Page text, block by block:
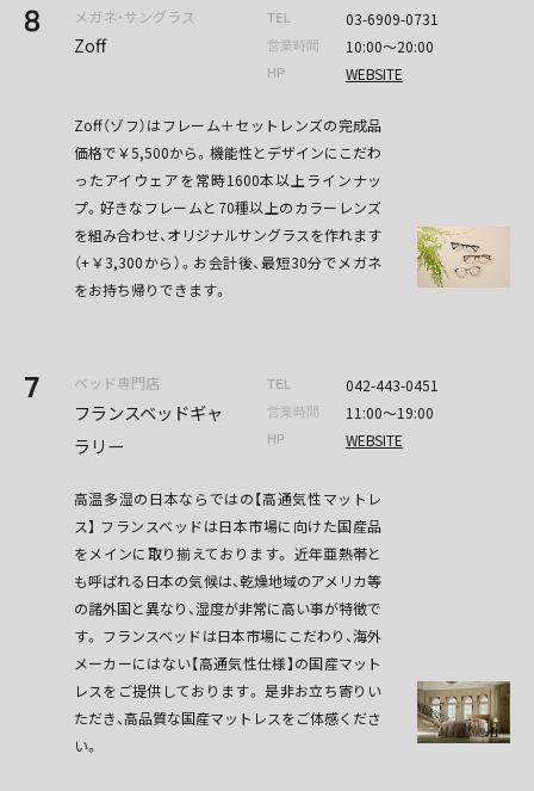
8 メガネ・サングラス
Zoff
TEL 03-6909-0731
営業時間 10:00〜20:00
HP WEBSITE
Zoff（ゾフ）はフレーム＋セットレンズの完成品
価格で￥5,500から。機能性とデザインにこだわ
ったアイウェアを常時1600本以上ラインナッ
プ。好きなフレームと70種以上のカラーレンズ
を組み合わせ、オリジナルサングラスを作れます
（+￥3,300から）。お会計後、最短30分でメガネ
をお持ち帰りできます。
7 ベッド専門店
フランスベッドギャ
ラリー
TEL 042-443-0451
営業時間 11:00〜19:00
HP WEBSITE
高温多湿の日本ならではの【高通気性マットレ
ス】 フランスベッドは日本市場に向けた国産品
をメインに取り揃えております。 近年亜熱帯と
も呼ばれる日本の気候は、乾燥地域のアメリカ等
の諸外国と異なり、湿度が非常に高い事が特徴で
す。 フランスベッドは日本市場にこだわり、海外
メーカーにはない【高通気性仕様】の国産マット
レスをご提供しております。 是非お立ち寄りい
ただき、高品質な国産マットレスをご体感くださ
い。